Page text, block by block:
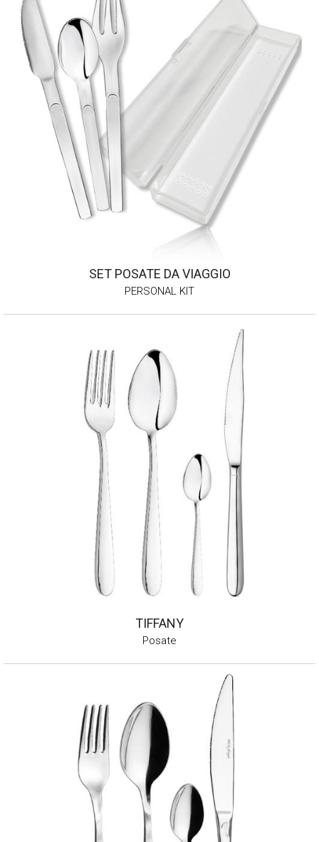
SET POSATE DA VIAGGIO
PERSONAL KIT
TIFFANY
Posate